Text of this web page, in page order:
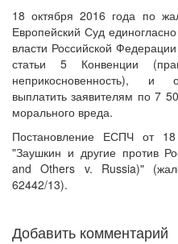
18 октября 2016 года по
Европейский Суд
власти Российской
статьи 5 Конвенции
неприкосновенность), и
выплатить заявителям по 7
морального вреда.
Постановление ЕСПЧ от
"Заушкин и другие против
and Others v. Russia)"
62442/13).
Добавить комментарий